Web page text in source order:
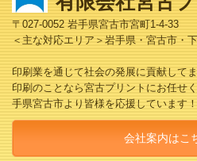
〒027-0052 岩手県宮古市宮町1-4-33
＜主な対応エリア＞岩手県・宮古市・
印刷業を通じて社会の発展に貢献してま
印刷のことなら宮古プリントにお任せ
手県宮古市より皆様を応援しています！
会社案内はこ